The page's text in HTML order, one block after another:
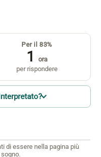
Per il 83%
1
ora
per rispondere
di essere nella pagina più